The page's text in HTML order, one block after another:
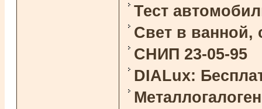
Тест
Свет в ванной,
СНИП 23-05-95
DIALux: